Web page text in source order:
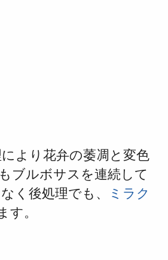
より花弁の萎凋と変色
ブルボサスを連続して
く後処理でも、
ミラク
。